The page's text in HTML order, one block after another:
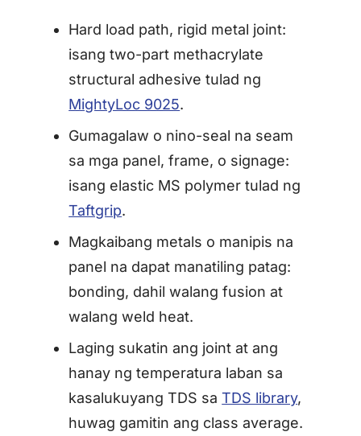
Hard load path, rigid metal joint:
isang two-part methacrylate
structural adhesive tulad ng
MightyLoc 9025.
Gumagalaw o nino-seal na seam
sa mga panel, frame, o signage:
isang elastic MS polymer tulad ng
Taftgrip.
Magkaibang metals o manipis na
panel na dapat manatiling patag:
bonding, dahil walang fusion at
walang weld heat.
Laging sukatin ang joint at ang
hanay ng temperatura laban sa
kasalukuyang TDS saTDS library,
huwag gamitin ang class average.